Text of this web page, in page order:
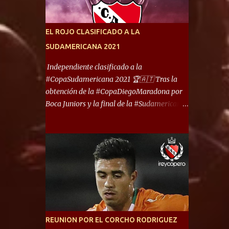
ello son protagonistas de un clásico de los
transitó por la primera división del fútbol
local durante muchos años. Dock Sud es otro
de los que comparten esas tierras, aunque el
foco de atención es la convivencia
Independiente - Racing. “No encuentro, más
reúna tantos logros deportivos, tantos
clubes y tanta gente en este deporte”,
afirmó Facundo Moyano. “Creo que
EL ROJO CLASIFICADO A LA
SUDAMERICANA 2021
Independiente clasificado a la
#CopaSudamericana 2021 🏆🇦🇹 Tras la
obtención de la #CopaDiegoMaradona por
Boca Juniors y la final de la #Sudamericana
Defensa y Justicia o Lanús, dadas estás dos
condiciones el Rey de Copas se clasifica a la
Copa Sudamericana de este 2021. En este
año, la Sudamericana sufrirá modificaciones
en su formato, que iniciará en fase de grupos
con 6 partidos, de los cuales sólo los
primeros de cada grupo jugarán los 8vos.
REUNION POR EL CORCHO RODRIGUEZ